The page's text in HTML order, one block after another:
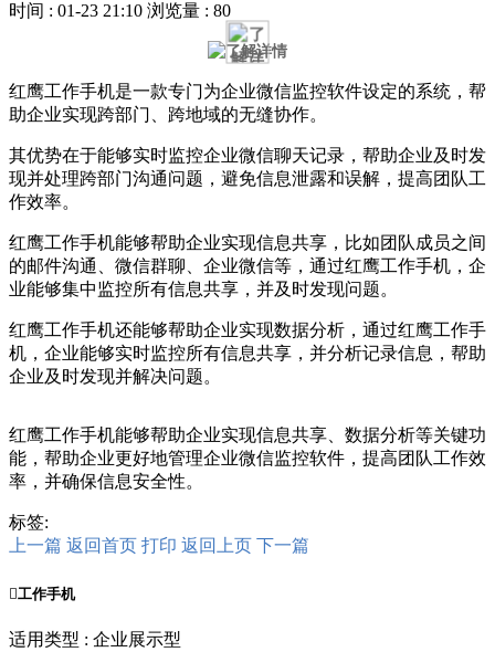
时间 : 01-23 21:10 浏览量 : 80
红鹰工作手机是一款专门为企业微信监控软件设定的系统，帮
助企业实现跨部门、跨地域的无缝协作。
其优势在于能够实时监控企业微信聊天记录，帮助企业及时发
现并处理跨部门沟通问题，避免信息泄露和误解，提高团队工
作效率。
红鹰工作手机能够帮助企业实现信息共享，比如团队成员之间
的邮件沟通、微信群聊、企业微信等，通过红鹰工作手机，企
业能够集中监控所有信息共享，并及时发现问题。
红鹰工作手机还能够帮助企业实现数据分析，通过红鹰工作手
机，企业能够实时监控所有信息共享，并分析记录信息，帮助
企业及时发现并解决问题。
红鹰工作手机能够帮助企业实现信息共享、数据分析等关键功
能，帮助企业更好地管理企业微信监控软件，提高团队工作效
率，并确保信息安全性。
标签:
上一篇 返回首页 打印 返回上页 下一篇
工作手机
适用类型 : 企业展示型